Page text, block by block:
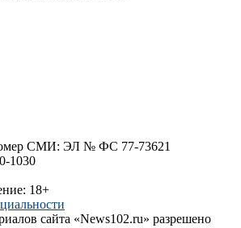
СМИ: ЭЛ № ФС 77-73621
1030
18+
сайта «News102.ru» разрешено